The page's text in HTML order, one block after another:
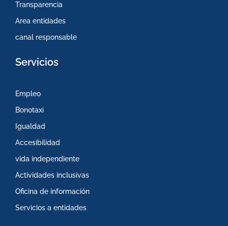
Transparencia
Area entidades
canal responsable
Servicios
Empleo
Bonotaxi
Igualdad
Accesibilidad
vida independiente
Actividades inclusivas
Oficina de información
Servicios a entidades